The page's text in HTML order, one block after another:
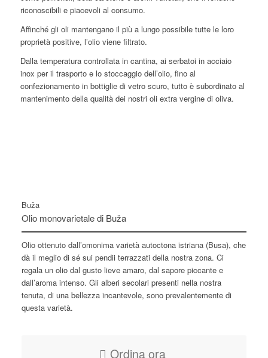
riconoscibili e piacevoli al consumo.
Affinché gli oli mantengano il più a lungo possibile tutte le loro
proprietà positive, l’olio viene filtrato.
Dalla temperatura controllata in cantina, ai serbatoi in acciaio
inox per il trasporto e lo stoccaggio dell’olio, fino al
confezionamento in bottiglie di vetro scuro, tutto è subordinato al
mantenimento della qualità dei nostri oli extra vergine di oliva.
Buža
Olio monovarietale di Buža
Olio ottenuto dall’omonima varietà autoctona istriana (Busa), che
dà il meglio di sé sui pendii terrazzati della nostra zona. Ci
regala un olio dal gusto lieve amaro, dal sapore piccante e
dall’aroma intenso. Gli alberi secolari presenti nella nostra
tenuta, di una bellezza incantevole, sono prevalentemente di
questa varietà.
Ordina ora